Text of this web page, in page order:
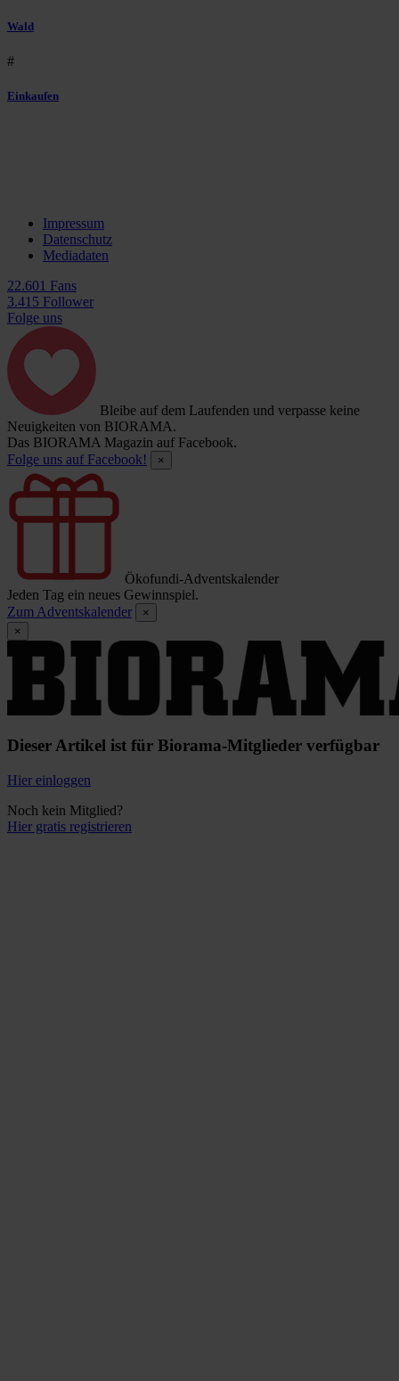
Wald
#
Einkaufen
Impressum
Datenschutz
Mediadaten
22.601 Fans
3.415 Follower
Folge uns
Bleibe auf dem Laufenden und verpasse keine
Neuigkeiten von BIORAMA.
Das BIORAMA Magazin auf Facebook.
Folge uns auf Facebook!
×
Ökofundi-Adventskalender
Jeden Tag ein neues Gewinnspiel.
Zum Adventskalender
×
×
Dieser Artikel ist für Biorama-Mitglieder verfügbar
Hier einloggen
Noch kein Mitglied?
Hier gratis registrieren